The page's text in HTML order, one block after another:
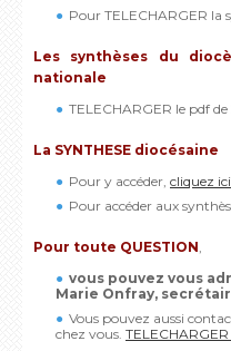
Pour TELECHARGER la
Les synthèses du
nationale
TELECHARGER le pdf de
La SYNTHESE diocésaine
Pour y accéder, cliquez ici
Pour accéder aux
Pour toute QUESTION,
vous pouvez vous
Marie Onfray,
Vous pouvez aussi
chez vous. TELECHARGER